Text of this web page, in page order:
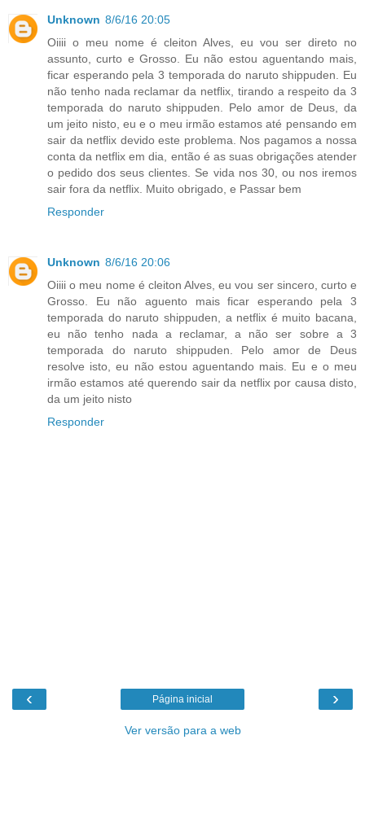
Unknown 8/6/16 20:05
Oiiii o meu nome é cleiton Alves, eu vou ser direto no
assunto, curto e Grosso. Eu não estou aguentando mais,
ficar esperando pela 3 temporada do naruto shippuden. Eu
não tenho nada reclamar da netflix, tirando a respeito da 3
temporada do naruto shippuden. Pelo amor de Deus, da
um jeito nisto, eu e o meu irmão estamos até pensando em
sair da netflix devido este problema. Nos pagamos a nossa
conta da netflix em dia, então é as suas obrigações atender
o pedido dos seus clientes. Se vida nos 30, ou nos iremos
sair fora da netflix. Muito obrigado, e Passar bem
Responder
Unknown 8/6/16 20:06
Oiiii o meu nome é cleiton Alves, eu vou ser sincero, curto e
Grosso. Eu não aguento mais ficar esperando pela 3
temporada do naruto shippuden, a netflix é muito bacana,
eu não tenho nada a reclamar, a não ser sobre a 3
temporada do naruto shippuden. Pelo amor de Deus
resolve isto, eu não estou aguentando mais. Eu e o meu
irmão estamos até querendo sair da netflix por causa disto,
da um jeito nisto
Responder
‹ ›
Página inicial
Ver versão para a web